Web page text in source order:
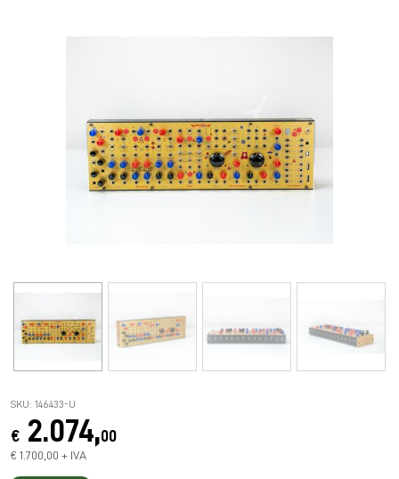
SKU: 146433-U
€ 2.074,00
€ 1.700,00 + IVA